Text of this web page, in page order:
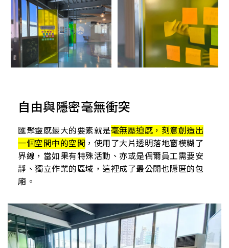
自由與隱密毫無衝突
匯聚靈感最大的要素就是毫無壓迫感，刻意創造出
一個空間中的空間 ，使用了大片透明落地窗模糊了
界線，當如果有特殊活動、亦或是偶爾員工需要安
靜、獨立作業的區域，這裡成了最公開也隱匿的包
廂。